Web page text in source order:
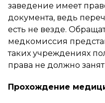
заведение имеет
документа, ведь
есть не везде.
медкомиссия
таких учреждениях
права не должно
Прохождение